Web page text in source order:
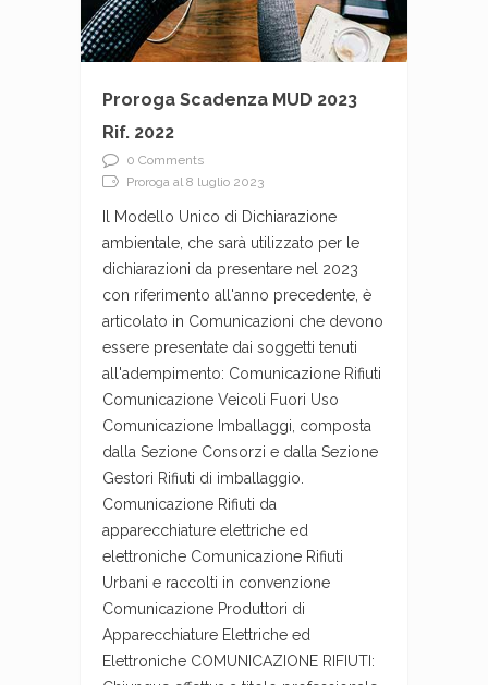
Proroga Scadenza MUD 2023
Rif. 2022
0 Comments
Proroga al 8 luglio 2023
Il Modello Unico di Dichiarazione
ambientale, che sarà utilizzato per le
dichiarazioni da presentare nel 2023
con riferimento all'anno precedente, è
articolato in Comunicazioni che devono
essere presentate dai soggetti tenuti
all'adempimento: Comunicazione Rifiuti
Comunicazione Veicoli Fuori Uso
Comunicazione Imballaggi, composta
dalla Sezione Consorzi e dalla Sezione
Gestori Rifiuti di imballaggio.
Comunicazione Rifiuti da
apparecchiature elettriche ed
elettroniche Comunicazione Rifiuti
Urbani e raccolti in convenzione
Comunicazione Produttori di
Apparecchiature Elettriche ed
Elettroniche COMUNICAZIONE RIFIUTI: